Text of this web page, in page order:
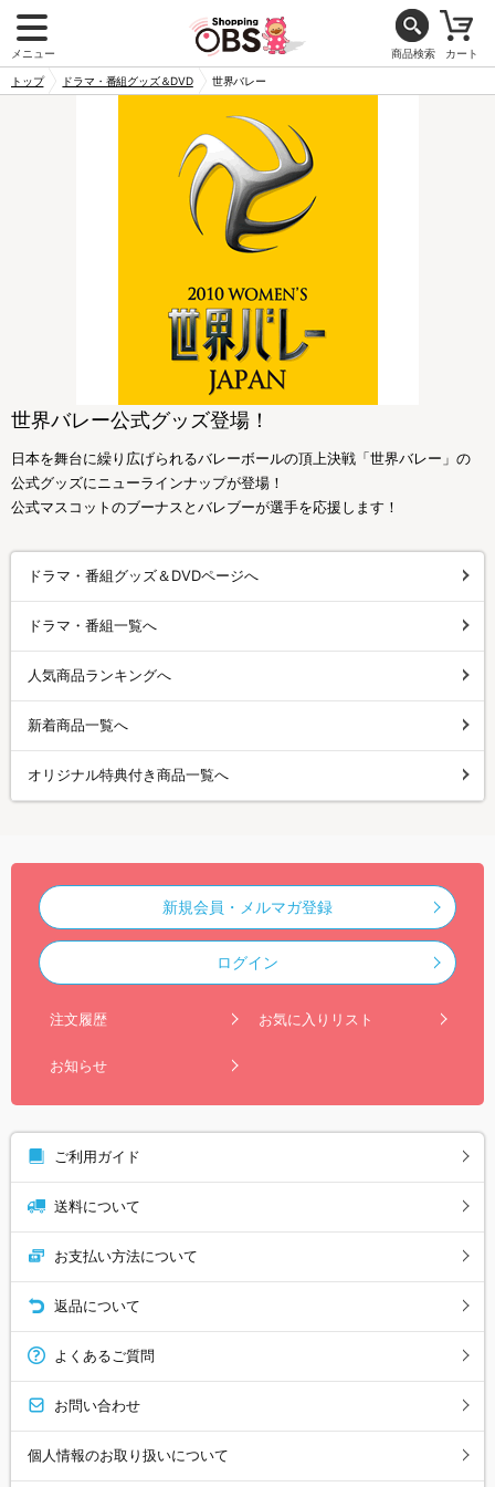
メニュー 商品検索 カート
トップ ドラマ・番組グッズ＆DVD 世界バレー
世界バレー公式グッズ登場！
日本を舞台に繰り広げられるバレーボールの頂上決戦「世界バレー」の
公式グッズにニューラインナップが登場！
公式マスコットのブーナスとバレブーが選手を応援します！
ドラマ・番組グッズ＆DVDページへ
ドラマ・番組一覧へ
人気商品ランキングへ
新着商品一覧へ
オリジナル特典付き商品一覧へ
新規会員・メルマガ登録
ログイン
注文履歴 お気に入りリスト
お知らせ
ご利用ガイド
送料について
お支払い方法について
返品について
よくあるご質問
お問い合わせ
個人情報のお取り扱いについて